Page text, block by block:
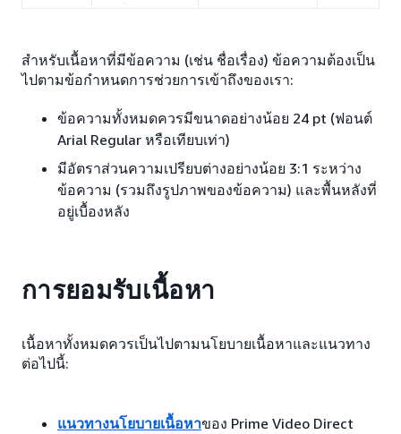
สำหรับเนื้อหาที่มีข้อความ (เช่น ชื่อเรื่อง) ข้อความต้องเป็น
ไปตามข้อกำหนดการช่วยการเข้าถึงของเรา:
ข้อความทั้งหมดควรมีขนาดอย่างน้อย 24 pt (ฟอนต์
Arial Regular หรือเทียบเท่า)
มีอัตราส่วนความเปรียบต่างอย่างน้อย 3:1 ระหว่าง
ข้อความ (รวมถึงรูปภาพของข้อความ) และพื้นหลังที่
อยู่เบื้องหลัง
การยอมรับเนื้อหา
เนื้อหาทั้งหมดควรเป็นไปตามนโยบายเนื้อหาและแนวทาง
ต่อไปนี้:
แนวทางนโยบายเนื้อหาของ Prime Video Direct